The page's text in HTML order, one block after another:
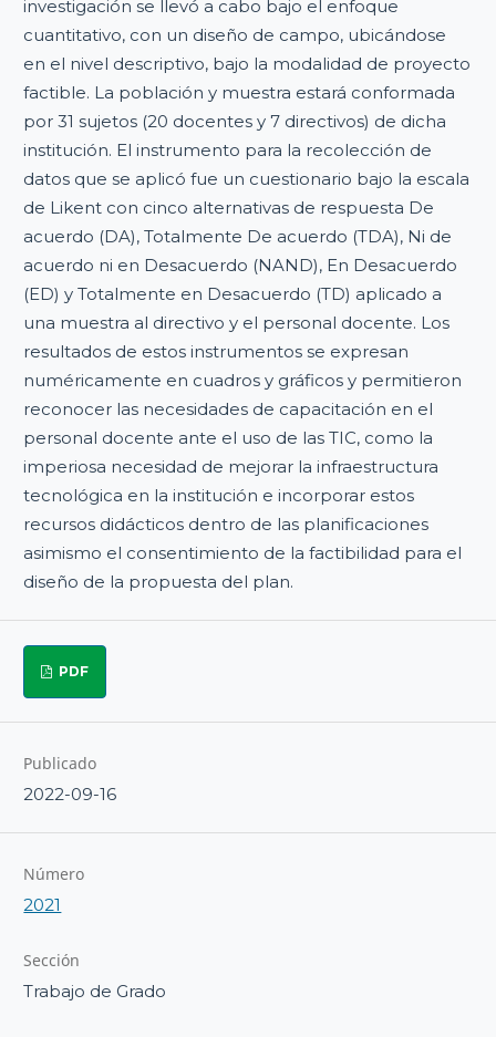
investigación se llevó a cabo bajo el enfoque
cuantitativo, con un diseño de campo, ubicándose
en el nivel descriptivo, bajo la modalidad de proyecto
factible. La población y muestra estará conformada
por 31 sujetos (20 docentes y 7 directivos) de dicha
institución. El instrumento para la recolección de
datos que se aplicó fue un cuestionario bajo la escala
de Likent con cinco alternativas de respuesta De
acuerdo (DA), Totalmente De acuerdo (TDA), Ni de
acuerdo ni en Desacuerdo (NAND), En Desacuerdo
(ED) y Totalmente en Desacuerdo (TD) aplicado a
una muestra al directivo y el personal docente. Los
resultados de estos instrumentos se expresan
numéricamente en cuadros y gráficos y permitieron
reconocer las necesidades de capacitación en el
personal docente ante el uso de las TIC, como la
imperiosa necesidad de mejorar la infraestructura
tecnológica en la institución e incorporar estos
recursos didácticos dentro de las planificaciones
asimismo el consentimiento de la factibilidad para el
diseño de la propuesta del plan.
PDF
Publicado
2022-09-16
Número
2021
Sección
Trabajo de Grado